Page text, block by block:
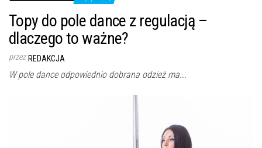
Topy do pole dance z regulacją –
dlaczego to ważne?
przez REDAKCJA
W pole dance odpowiednio dobrana odzież ma...